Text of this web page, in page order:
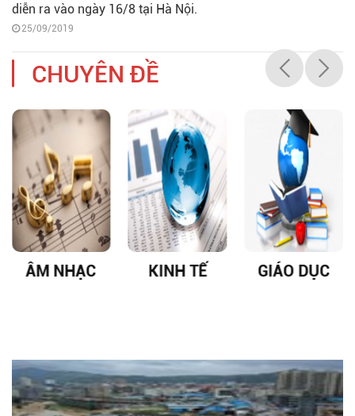
diễn ra vào ngày 16/8 tại Hà Nội.
25/09/2019
CHUYÊN ĐỀ
ÂM NHẠC KINH TẾ GIÁO DỤC